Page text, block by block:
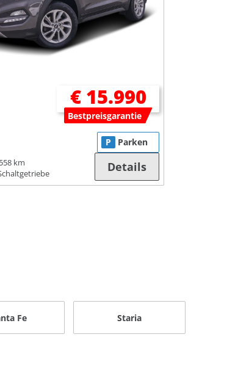
€ 15.990
Bestpreisgarantie
km
P Parken
Details
Fe Staria